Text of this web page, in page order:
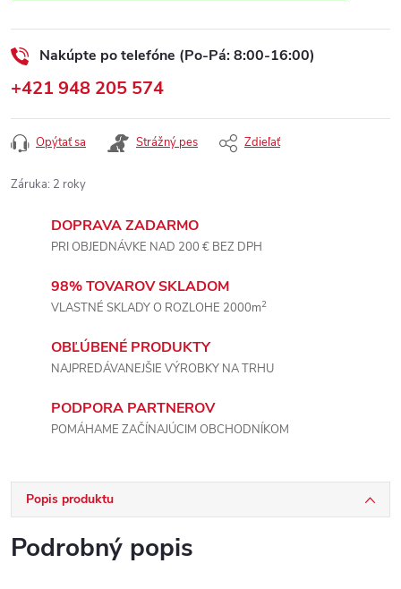
Nakúpte po telefóne (Po-Pá: 8:00-16:00)
+421 948 205 574
Opýtať sa Strážný pes Zdieľať
Záruka: 2 roky
DOPRAVA ZADARMO
PRI OBJEDNÁVKE NAD 200 € BEZ DPH
98% TOVAROV SKLADOM
VLASTNÉ SKLADY O ROZLOHE 2000m2
OBĽÚBENÉ PRODUKTY
NAJPREDÁVANEJŠIE VÝROBKY NA TRHU
PODPORA PARTNEROV
POMÁHAME ZAČÍNAJÚCIM OBCHODNÍKOM
Popis produktu
Podrobný popis